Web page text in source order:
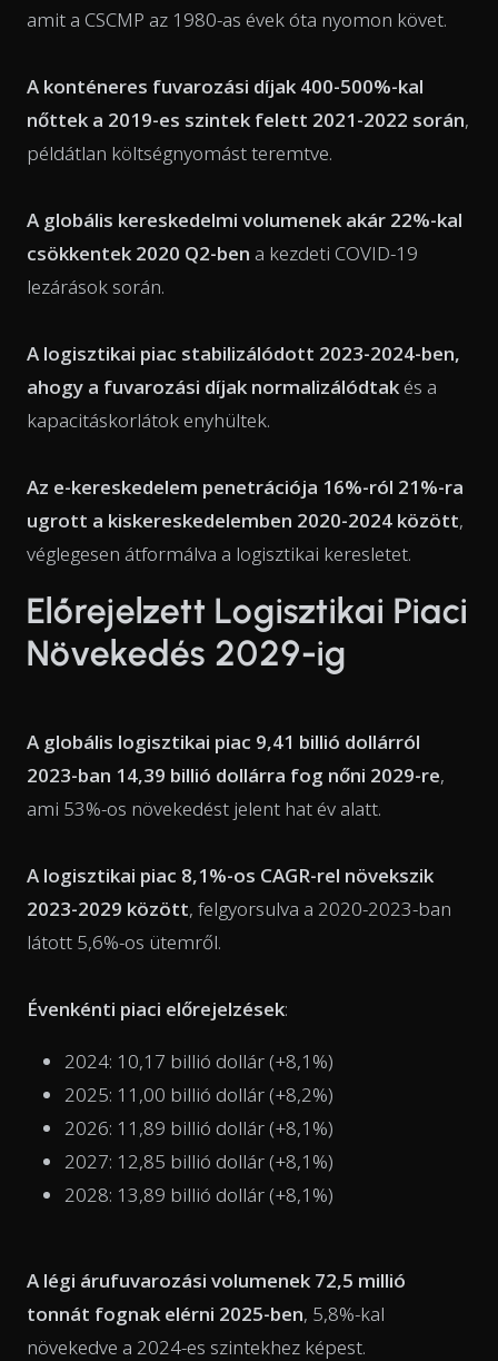
amit a CSCMP az 1980-as évek óta nyomon követ.
A konténeres fuvarozási díjak 400-500%-kal
nőttek a 2019-es szintek felett 2021-2022 során,
példátlan költségnyomást teremtve.
A globális kereskedelmi volumenek akár 22%-kal
csökkentek 2020 Q2-ben a kezdeti COVID-19
lezárások során.
A logisztikai piac stabilizálódott 2023-2024-ben,
ahogy a fuvarozási díjak normalizálódtak és a
kapacitáskorlátok enyhültek.
Az e-kereskedelem penetrációja 16%-ról 21%-ra
ugrott a kiskereskedelemben 2020-2024 között,
véglegesen átformálva a logisztikai keresletet.
Előrejelzett Logisztikai Piaci
Növekedés 2029-ig
A globális logisztikai piac 9,41 billió dollárról
2023-ban 14,39 billió dollárra fog nőni 2029-re,
ami 53%-os növekedést jelent hat év alatt.
A logisztikai piac 8,1%-os CAGR-rel növekszik
2023-2029 között, felgyorsulva a 2020-2023-ban
látott 5,6%-os ütemről.
Évenkénti piaci előrejelzések:
2024: 10,17 billió dollár (+8,1%)
2025: 11,00 billió dollár (+8,2%)
2026: 11,89 billió dollár (+8,1%)
2027: 12,85 billió dollár (+8,1%)
2028: 13,89 billió dollár (+8,1%)
A légi árufuvarozási volumenek 72,5 millió
tonnát fognak elérni 2025-ben, 5,8%-kal
növekedve a 2024-es szintekhez képest.